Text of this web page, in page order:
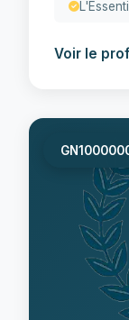
Voir le